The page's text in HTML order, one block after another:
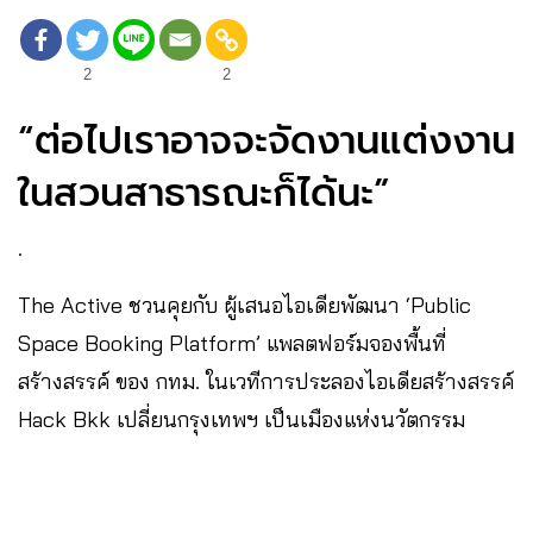
2 2
“ต่อไปเราอาจจะจัดงานแต่งงาน
ในสวนสาธารณะก็ได้นะ”
.
The Active ชวนคุยกับ ผู้เสนอไอเดียพัฒนา ‘Public
Space Booking Platform’ แพลตฟอร์มจองพื้นที่
สร้างสรรค์ ของ กทม. ในเวทีการประลองไอเดียสร้างสรรค์
Hack Bkk เปลี่ยนกรุงเทพฯ เป็นเมืองแห่งนวัตกรรม